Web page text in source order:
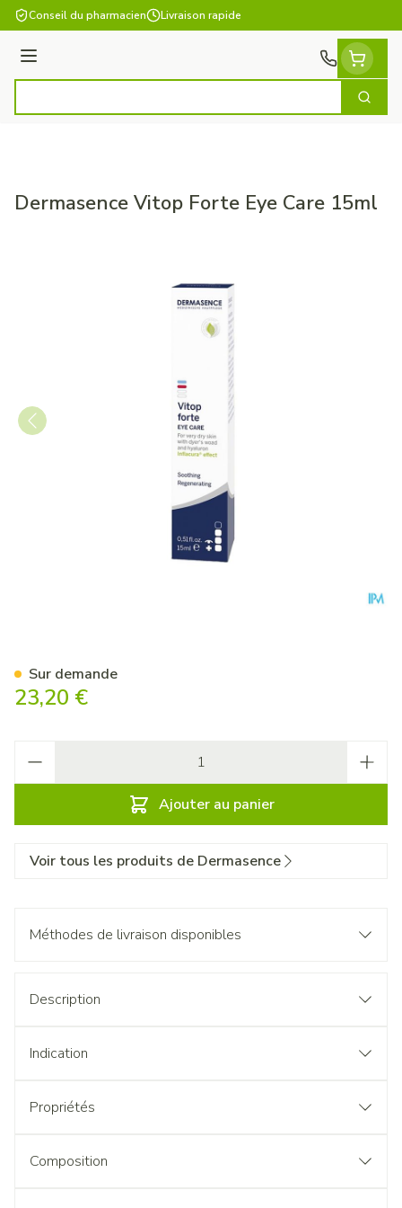
Aller au contenu
Conseil du pharmacien Livraison rapide
Menu
Dermasence Vitop Forte Eye Care 15ml
23,20 €
Ajouter au panier
Sur demande
Voir tous les produits de Dermasence
Méthodes de livraison disponibles
Description
Indication
Propriétés
Composition